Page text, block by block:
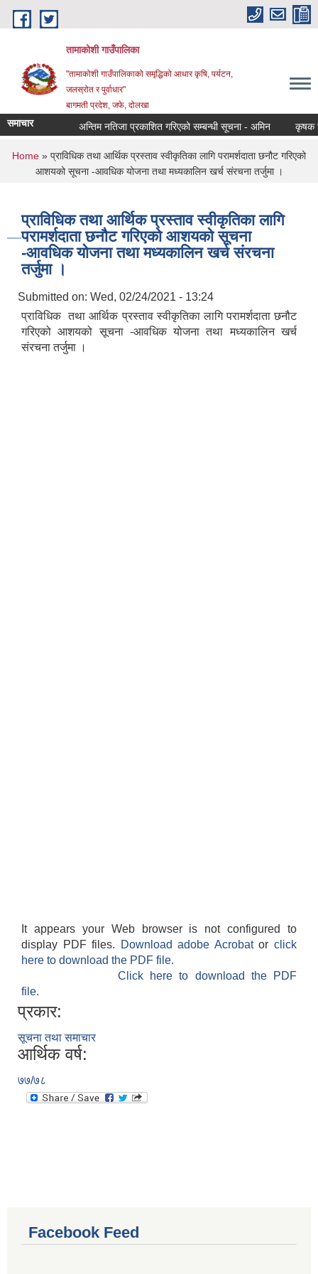
Skip to main content
तामाकोशी गाउँपालिका
"तामाकोशी गाउँपालिकाको समृद्धिको आधार कृषि, पर्यटन,
जलस्रोत र पुर्वाधार"
बागमती प्रदेश, जफे, दोलखा
समाचार अन्तिम नतिजा प्रकाशित गरिएको सम्बन्धी सूचना - अमिन कृषक
You are here
Home » प्राविधिक तथा आर्थिक प्रस्ताव स्वीकृतिका लागि परामर्शदाता छनौट गरिएको
आशयको सूचना -आवधिक योजना तथा मध्यकालिन खर्च संरचना तर्जुमा ।
प्राविधिक तथा आर्थिक प्रस्ताव स्वीकृतिका लागि
परामर्शदाता छनौट गरिएको आशयको सूचना
-आवधिक योजना तथा मध्यकालिन खर्च संरचना
तर्जुमा ।
Submitted on: Wed, 02/24/2021 - 13:24
प्राविधिक तथा आर्थिक प्रस्ताव स्वीकृतिका लागि परामर्शदाता छनौट
गरिएको आशयको सूचना -आवधिक योजना तथा मध्यकालिन खर्च
संरचना तर्जुमा ।
It appears your Web browser is not configured to
display PDF files.
Download adobe Acrobatorclick
here to download the PDF file.
Click here to download the PDF
file.
प्रकार:
सूचना तथा समाचार
आर्थिक वर्ष:
७७/७८
Facebook Feed